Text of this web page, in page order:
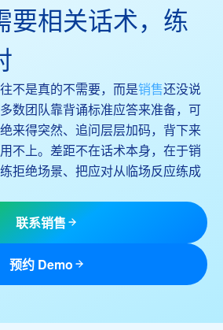
要相关话术，练
不是真的不需要，而是销售还没说
数团队靠背诵标准应答来准备，可
来得突然、追问层层加码，背下来
不上。差距不在话术本身，在于销
拒绝场景、把应对从临场反应练成
联系销售
预约 Demo